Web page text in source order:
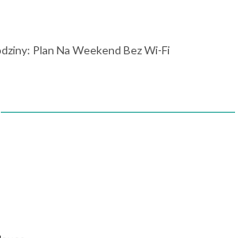
Plan Na Weekend Bez Wi-Fi